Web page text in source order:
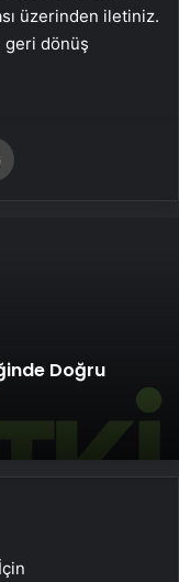
üzerinden iletiniz.
geri dönüş
Doğru